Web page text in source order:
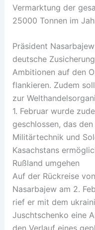
Vermarktung der
25000 Tonnen im
Präsident
deutsche
Ambitionen auf den
flankieren. Zudem
zur
1. Februar wurde
geschlossen, das
Militärtechnik und
Kasachstans
Rußland umgehen
Auf der Rückreise
Nasarbajew am 2.
rief er mit dem
Juschtschenko eine